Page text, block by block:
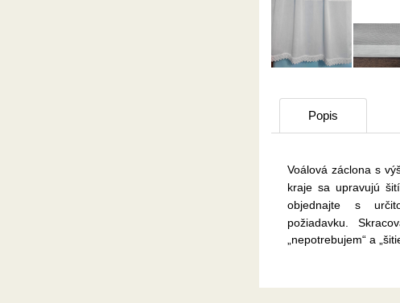
Popis
Voálová záclona s
kraje sa upravujú
objednajte s
požiadavku.
„nepotrebujem“ a